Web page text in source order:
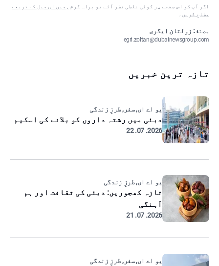
اگر آپ کو اس صفحے پر کوئی غلطی نظر آئے تو براہ کرم ہمیں ای میل کے ذریعے
مطلع کریں ۔
مصنف: زولتان ایگری
egri.zoltan@dubainewsgroup.com
تازہ ترین خبریں
یو اے ای, سفر, طرزِ زندگی
دبئی میں رشتہ داروں کو بلانے کی اسکیم
2026. 07. 22
یو اے ای, طرزِ زندگی
تازہ کھجوریں: دبئی کی ثقافت اور ہم
آہنگی
2026. 07. 21
یو اے ای, سفر, طرزِ زندگی